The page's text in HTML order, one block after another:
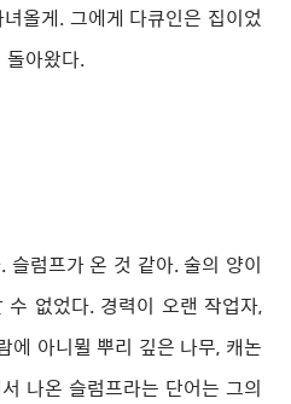
올게. 그에게 다큐인은 집이었
돌아왔다.
슬럼프가 온 것 같아. 술의 양이
없었다. 경력이 오랜 작업자,
에 아니뮐 뿌리 깊은 나무, 캐논
나온 슬럼프라는 단어는 그의